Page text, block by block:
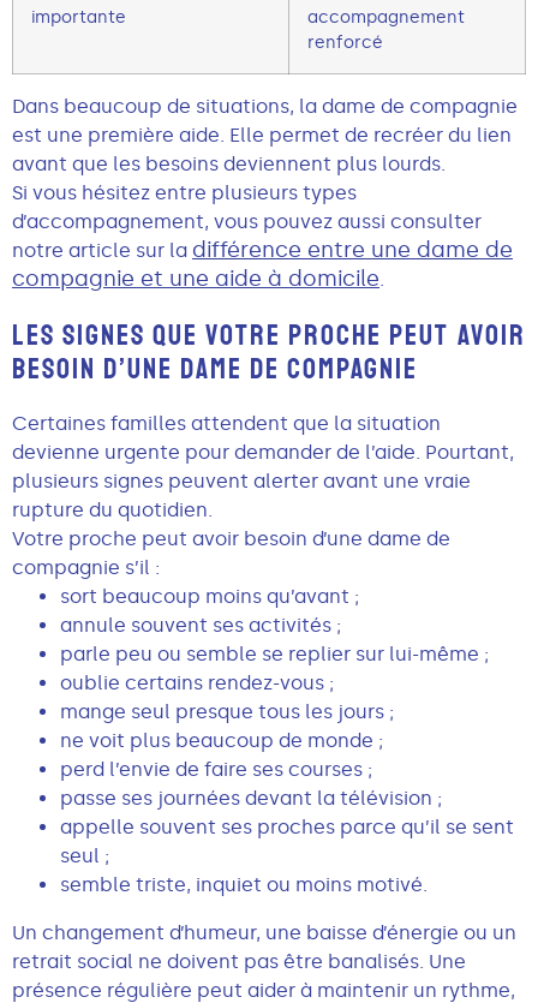
importante
accompagnement
renforcé
Dans beaucoup de situations, la dame de compagnie
est une première aide. Elle permet de recréer du lien
avant que les besoins deviennent plus lourds.
Si vous hésitez entre plusieurs types
d’accompagnement, vous pouvez aussi consulter
notre article sur la différence entre une dame de
compagnie et une aide à domicile.
LES SIGNES QUE VOTRE PROCHE PEUT AVOIR
BESOIN D’UNE DAME DE COMPAGNIE
Certaines familles attendent que la situation
devienne urgente pour demander de l’aide. Pourtant,
plusieurs signes peuvent alerter avant une vraie
rupture du quotidien.
Votre proche peut avoir besoin d’une dame de
compagnie s’il :
sort beaucoup moins qu’avant ;
annule souvent ses activités ;
parle peu ou semble se replier sur lui-même ;
oublie certains rendez-vous ;
mange seul presque tous les jours ;
ne voit plus beaucoup de monde ;
perd l’envie de faire ses courses ;
passe ses journées devant la télévision ;
appelle souvent ses proches parce qu’il se sent
seul ;
semble triste, inquiet ou moins motivé.
Un changement d’humeur, une baisse d’énergie ou un
retrait social ne doivent pas être banalisés. Une
présence régulière peut aider à maintenir un rythme,